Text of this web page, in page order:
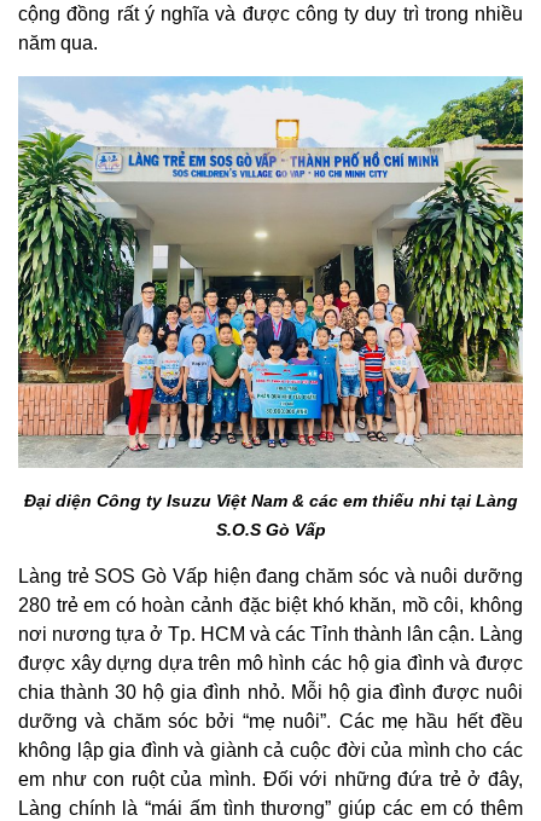
cộng đồng rất ý nghĩa và được công ty duy trì trong nhiều
năm qua.
Đại diện Công ty Isuzu Việt Nam & các em thiếu nhi tại Làng
S.O.S Gò Vấp
Làng trẻ SOS Gò Vấp hiện đang chăm sóc và nuôi dưỡng
280 trẻ em có hoàn cảnh đặc biệt khó khăn, mồ côi, không
nơi nương tựa ở Tp. HCM và các Tỉnh thành lân cận. Làng
được xây dựng dựa trên mô hình các hộ gia đình và được
chia thành 30 hộ gia đình nhỏ. Mỗi hộ gia đình được nuôi
dưỡng và chăm sóc bởi “mẹ nuôi”. Các mẹ hầu hết đều
không lập gia đình và giành cả cuộc đời của mình cho các
em như con ruột của mình. Đối với những đứa trẻ ở đây,
Làng chính là “mái ấm tình thương” giúp các em có thêm